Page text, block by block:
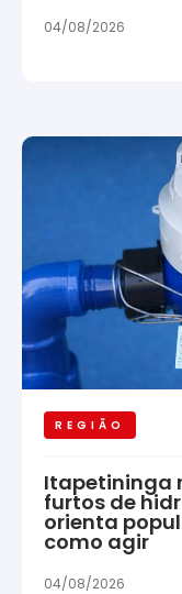
04/08/2026
REGIÃO
Itapetininga
furtos de
orienta
como agir
04/08/2026